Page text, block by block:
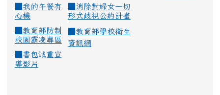
我的午餐有
心機
消除對婦女一切
形式歧視公約計畫
教育部防制
校園霸凌專區
教育部學校衛生
資訊網
書包減重宣
導影片